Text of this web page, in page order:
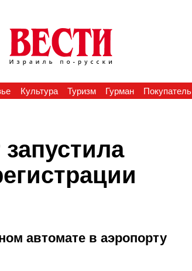
Культура Туризм Гурман Покупатель
автомате в аэропорту